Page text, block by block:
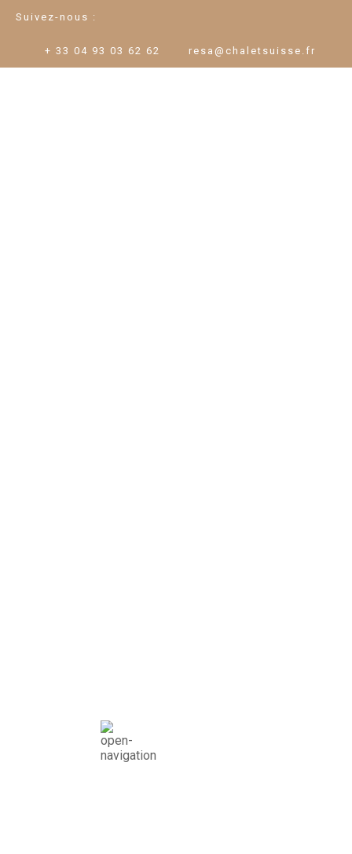
Suivez-nous :
+ 33 04 93 03 62 62 resa@chaletsuisse.fr